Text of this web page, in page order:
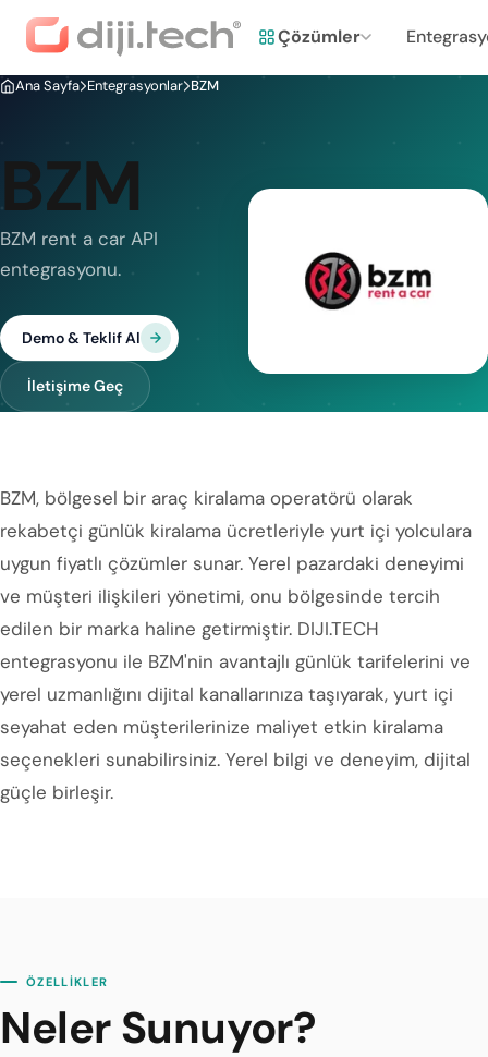
Çözümler
Ana Sayfa Entegrasyonlar BZM
BZM
BZM rent a car API
entegrasyonu.
Demo & Teklif Al
İletişime Geç
BZM, bölgesel bir araç kiralama operatörü olarak
rekabetçi günlük kiralama ücretleriyle yurt içi yolculara
uygun fiyatlı çözümler sunar. Yerel pazardaki deneyimi
ve müşteri ilişkileri yönetimi, onu bölgesinde tercih
edilen bir marka haline getirmiştir. DIJI.TECH
entegrasyonu ile BZM'nin avantajlı günlük tarifelerini ve
yerel uzmanlığını dijital kanallarınıza taşıyarak, yurt içi
seyahat eden müşterilerinize maliyet etkin kiralama
seçenekleri sunabilirsiniz. Yerel bilgi ve deneyim, dijital
güçle birleşir.
ÖZELLİKLER
Neler Sunuyor?